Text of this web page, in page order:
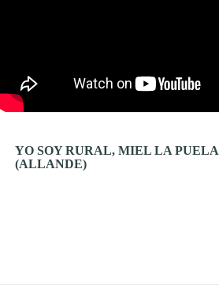
YO SOY RURAL, MIEL LA PUELA
(ALLANDE)